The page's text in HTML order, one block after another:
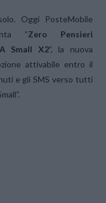
Oggi PosteMobile
“Zero Pensieri
Small X2”, la nuova
attivabile entro il
e gli SMS verso tutti